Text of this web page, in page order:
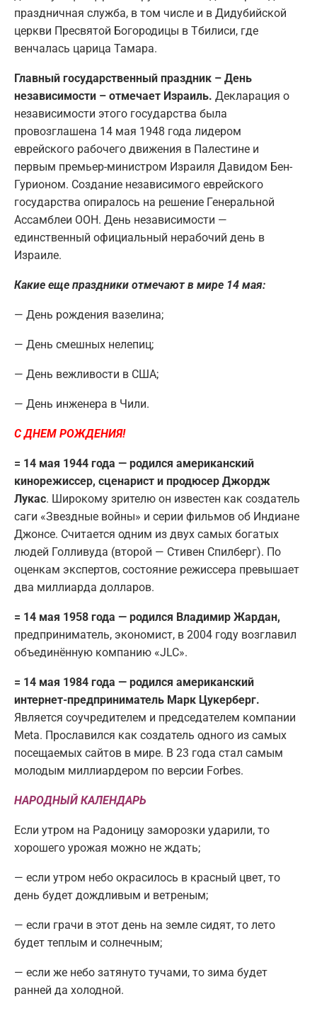
праздничная служба, в том числе и в Дидубийской
церкви Пресвятой Богородицы в Тбилиси, где
венчалась царица Тамара.
Главный государственный праздник – День
независимости – отмечает Израиль. Декларация о
независимости этого государства была
провозглашена 14 мая 1948 года лидером
еврейского рабочего движения в Палестине и
первым премьер-министром Израиля Давидом Бен-
Гурионом. Создание независимого еврейского
государства опиралось на решение Генеральной
Ассамблеи ООН. День независимости —
единственный официальный нерабочий день в
Израиле.
Какие еще праздники отмечают в мире 14 мая:
— День рождения вазелина;
— День смешных нелепиц;
— День вежливости в США;
— День инженера в Чили.
С ДНЕМ РОЖДЕНИЯ!
= 14 мая 1944 года — родился американский
кинорежиссер, сценарист и продюсер Джордж
Лукас. Широкому зрителю он известен как создатель
саги «Звездные войны» и серии фильмов об Индиане
Джонсе. Считается одним из двух самых богатых
людей Голливуда (второй — Стивен Спилберг). По
оценкам экспертов, состояние режиссера превышает
два миллиарда долларов.
= 14 мая 1958 года — родился Владимир Жардан,
предприниматель, экономист, в 2004 году возглавил
объединённую компанию «JLC».
= 14 мая 1984 года — родился американский
интернет-предприниматель Марк Цукерберг.
Является соучредителем и председателем компании
Metа. Прославился как создатель одного из самых
посещаемых сайтов в мире. В 23 года стал самым
молодым миллиардером по версии Forbes.
НАРОДНЫЙ КАЛЕНДАРЬ
Если утром на Радоницу заморозки ударили, то
хорошего урожая можно не ждать;
— если утром небо окрасилось в красный цвет, то
день будет дождливым и ветреным;
— если грачи в этот день на земле сидят, то лето
будет теплым и солнечным;
— если же небо затянуто тучами, то зима будет
ранней да холодной.